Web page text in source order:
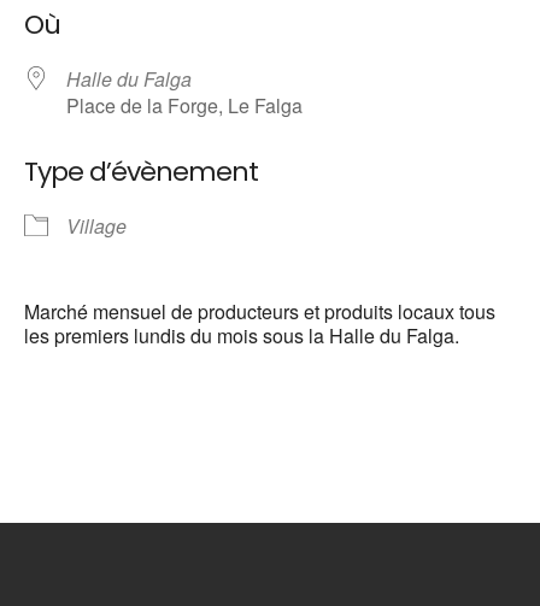
Où
Halle du Falga
Place de la Forge, Le Falga
Type d’évènement
Village
Marché mensuel de producteurs et produits locaux tous
les premiers lundis du mois sous la Halle du Falga.